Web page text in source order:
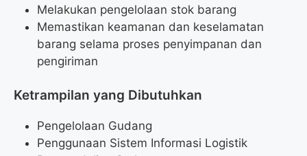
Melakukan pengelolaan stok barang
Memastikan keamanan dan keselamatan
barang selama proses penyimpanan dan
pengiriman
Ketrampilan yang Dibutuhkan
Pengelolaan Gudang
Penggunaan Sistem Informasi Logistik